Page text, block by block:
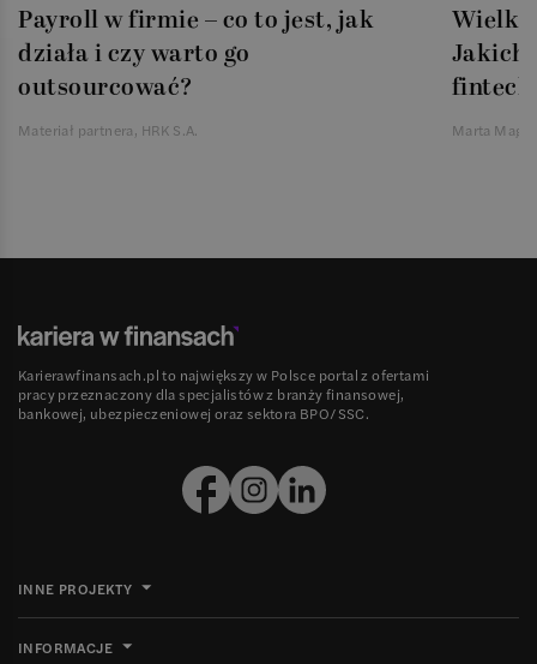
Payroll w firmie – co to jest, jak
działa i czy warto go
outsourcować?
Materiał partnera, HRK S.A.
Jakich
Marta
Karierawfinansach.pl to największy w Polsce portal z ofertami
pracy przeznaczony dla specjalistów z branży finansowej,
bankowej, ubezpieczeniowej oraz sektora BPO/SSC.
INNE PROJEKTY
INFORMACJE